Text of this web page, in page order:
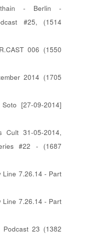
- Berlin -
#25, (1514
006 (1550
2014 (1705
[27-09-2014]
Cult 31-05-2014,
#22 - (1687
Line 7.26.14 - Part
Line 7.26.14 - Part
23 (1382